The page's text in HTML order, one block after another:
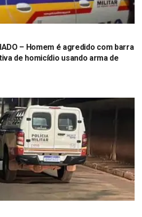
– Homem é agredido com barra
de homicídio usando arma de